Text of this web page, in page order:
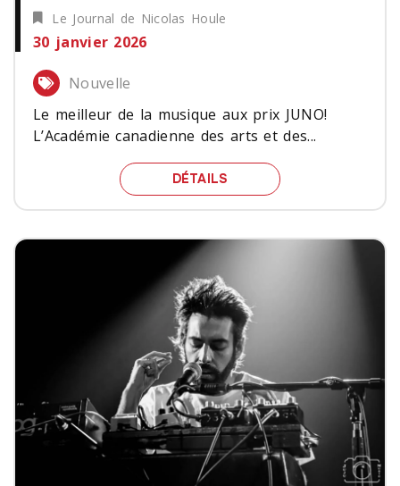
Le Journal de Nicolas Houle
30 janvier 2026
Nouvelle
Le meilleur de la musique aux prix JUNO!
L’Académie canadienne des arts et des...
DÉTAILS LE MEILLEUR DE LA